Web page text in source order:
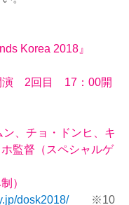
Korea 2018』
2回目 17：00開
、チョ・ドンヒ、キ
監督（スペシャルゲ
制）
dosk2018/※10